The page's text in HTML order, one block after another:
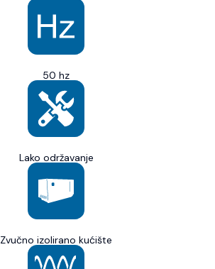
50 hz
Lako održavanje
Zvučno izolirano kućište